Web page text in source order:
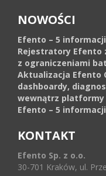
NOWOŚCI
Efento – 5
Rejestratory Efento
z ograniczeniami
Aktualizacja Efento
dashboardy,
wewnątrz platformy
Efento – 5
KONTAKT
Efento Sp. z o.o.
30-701 Kraków, ul.